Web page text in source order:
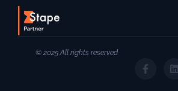
© 2025 All rights reserved